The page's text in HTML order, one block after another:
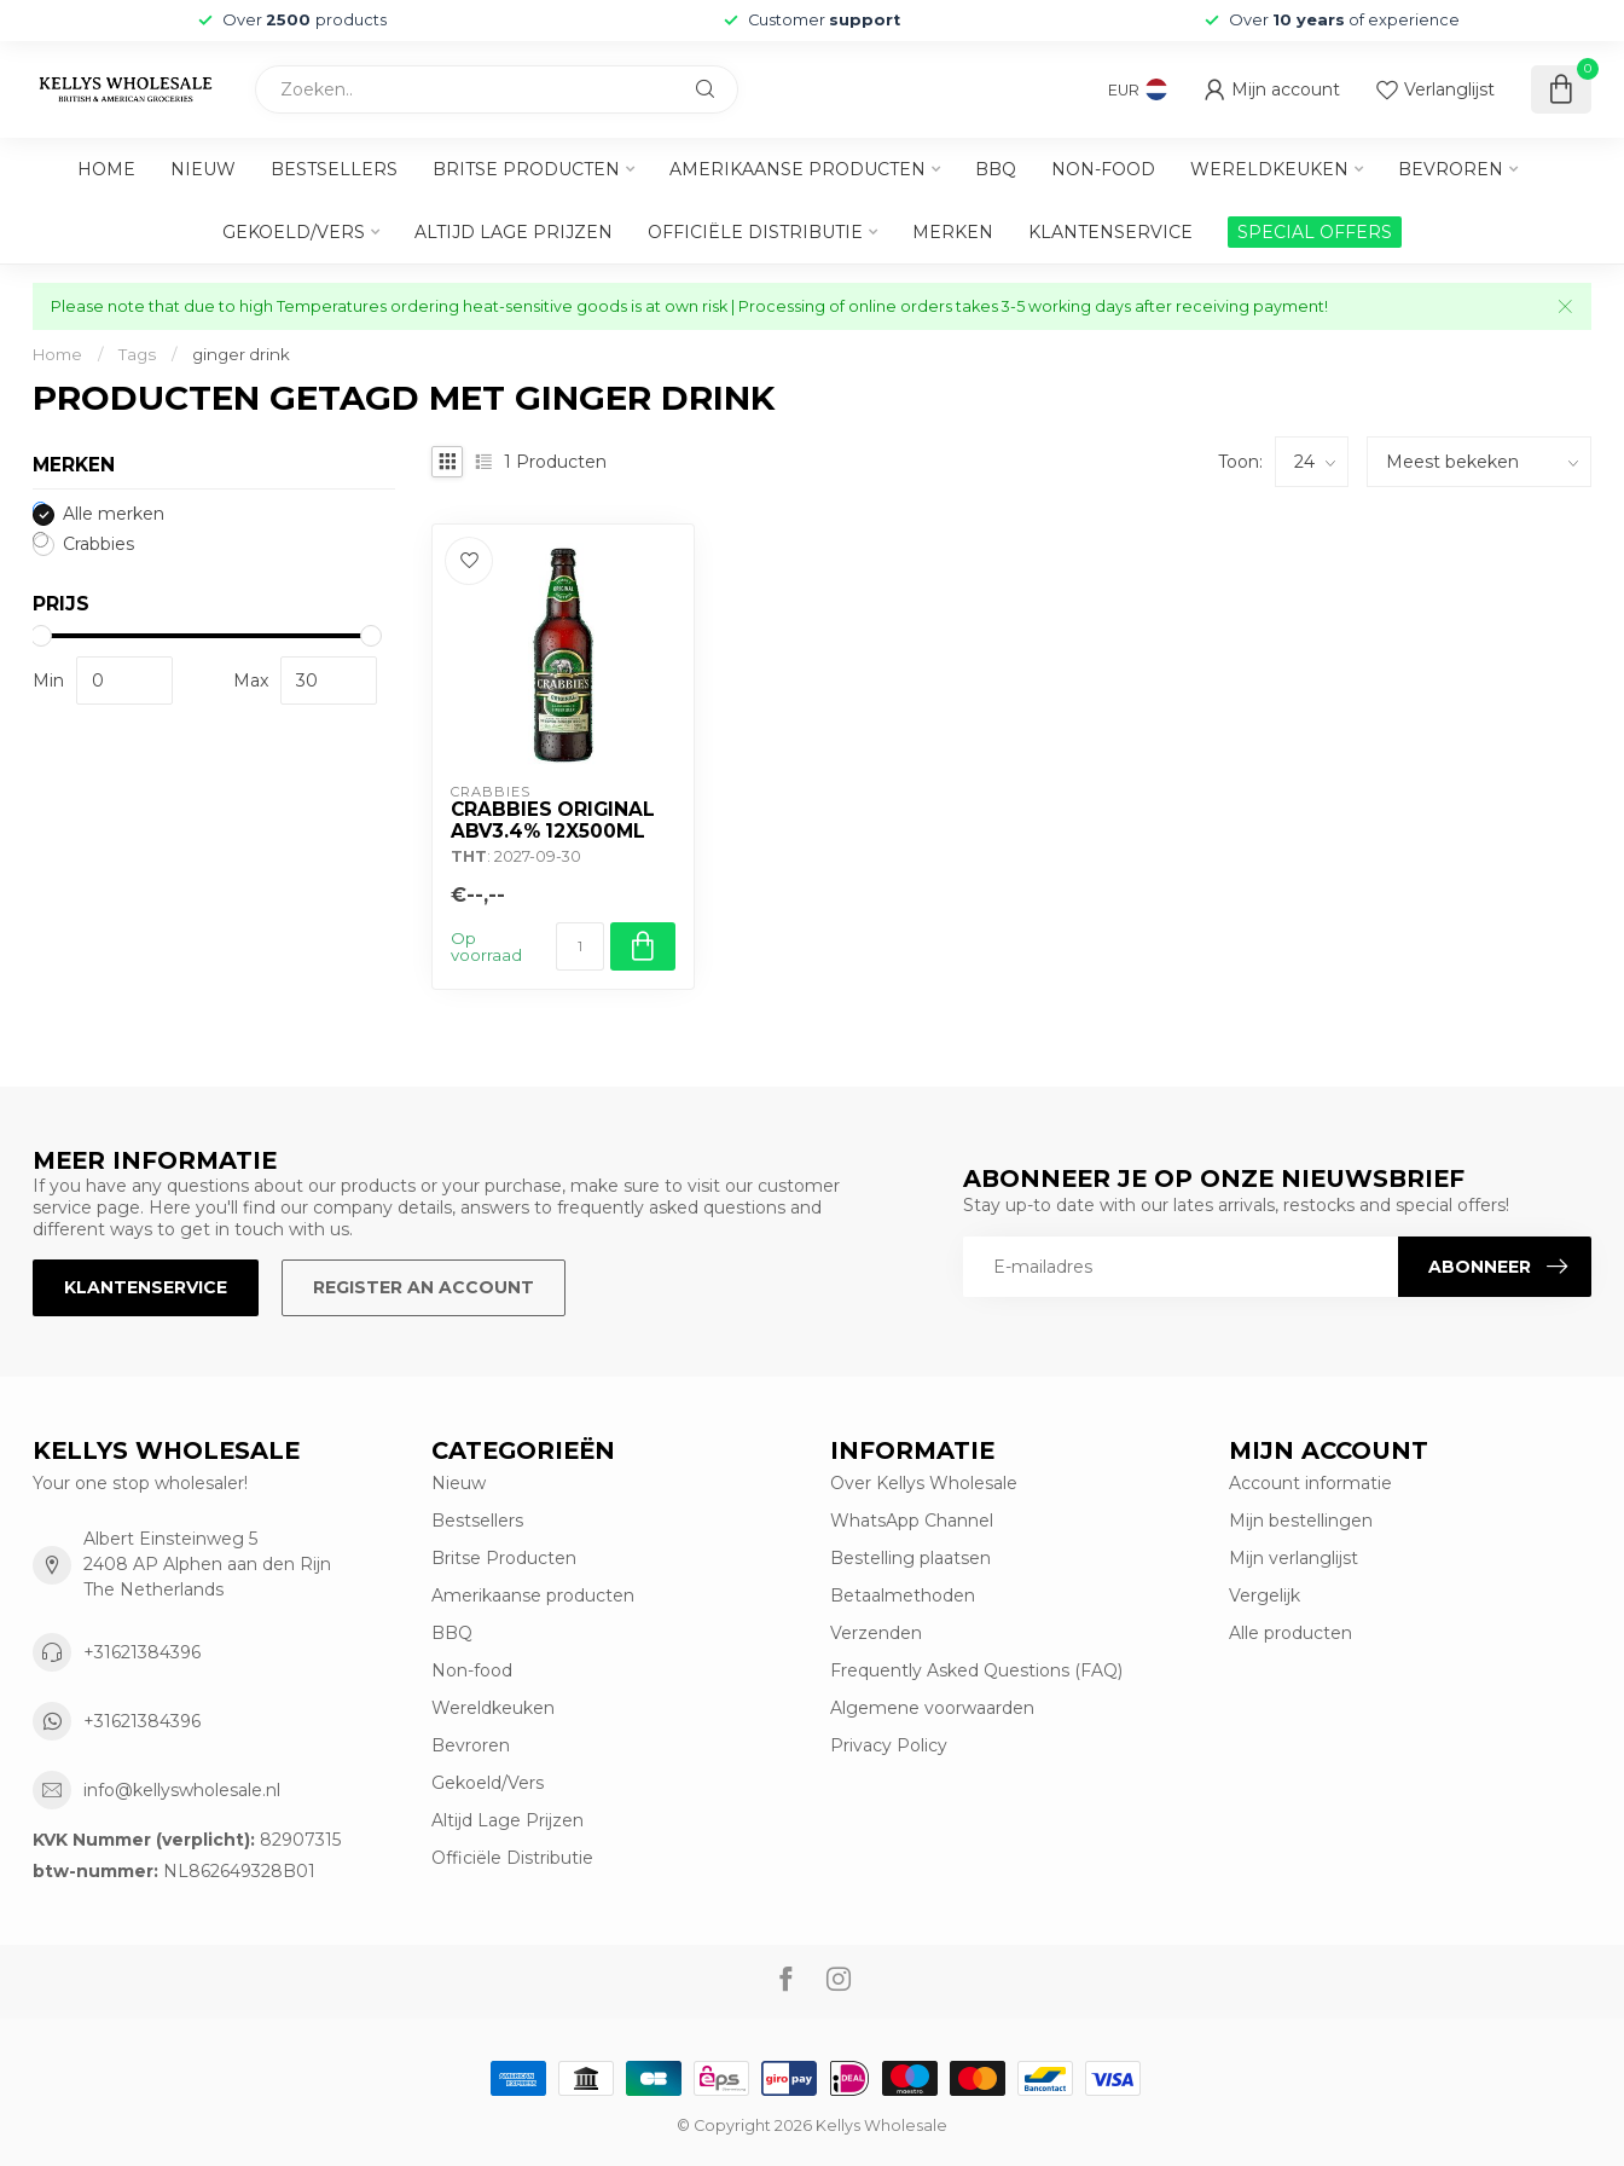
Over 2500 products Customer support Over 10 years of experience
EUR Mijn account Verlanglijst
0
HOME NIEUW BESTSELLERS BRITSE PRODUCTEN AMERIKAANSE PRODUCTEN BBQ NON-FOOD WERELDKEUKEN BEVROREN
GEKOELD/VERS ALTIJD LAGE PRIJZEN OFFICIËLE DISTRIBUTIE MERKEN KLANTENSERVICE SPECIAL OFFERS
Please note that due to high Temperatures ordering heat-sensitive goods is at own risk | Processing of online orders takes 3-5 working days after receiving payment!
Home / Tags / ginger drink
PRODUCTEN GETAGD MET GINGER DRINK
MERKEN
Alle merken
Crabbies
PRIJS
Min Max
1 Producten Toon:
CRABBIES
CRABBIES ORIGINAL
ABV3.4% 12X500ML
THT: 2027-09-30
€--,--
Op
voorraad
MEER INFORMATIE
If you have any questions about our products or your purchase, make sure to visit our customer
service page. Here you'll find our company details, answers to frequently asked questions and
different ways to get in touch with us.
KLANTENSERVICE REGISTER AN ACCOUNT
ABONNEER JE OP ONZE NIEUWSBRIEF
Stay up-to date with our lates arrivals, restocks and special offers!
ABONNEER
KELLYS WHOLESALE
Your one stop wholesaler!
Albert Einsteinweg 5
2408 AP Alphen aan den Rijn
The Netherlands
+31621384396
+31621384396
info@kellyswholesale.nl
KVK Nummer (verplicht): 82907315
btw-nummer: NL862649328B01
CATEGORIEËN
Nieuw
Bestsellers
Britse Producten
Amerikaanse producten
BBQ
Non-food
Wereldkeuken
Bevroren
Gekoeld/Vers
Altijd Lage Prijzen
Officiële Distributie
INFORMATIE
Over Kellys Wholesale
WhatsApp Channel
Bestelling plaatsen
Betaalmethoden
Verzenden
Frequently Asked Questions (FAQ)
Algemene voorwaarden
Privacy Policy
MIJN ACCOUNT
Account informatie
Mijn bestellingen
Mijn verlanglijst
Vergelijk
Alle producten
© Copyright 2026 Kellys Wholesale